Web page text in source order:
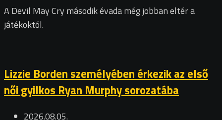
A Devil May Cry második évada még jobban eltér a
játékoktól.
Lizzie Borden személyében érkezik az első
női gyilkos Ryan Murphy sorozatába
2026.08.05.